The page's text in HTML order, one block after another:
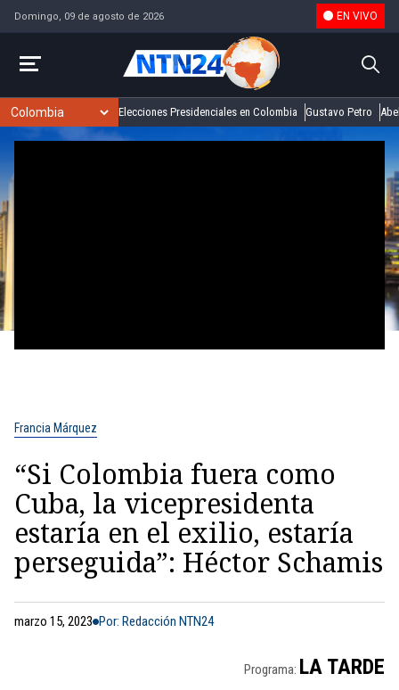
Domingo, 09 de agosto de 2026 EN VIVO
Elecciones Presidenciales en Colombia Gustavo Petro
Francia Márquez
“Si Colombia fuera como
Cuba, la vicepresidenta
estaría en el exilio, estaría
perseguida”: Héctor Schamis
marzo 15, 2023 Por: Redacción NTN24
Programa: LA TARDE